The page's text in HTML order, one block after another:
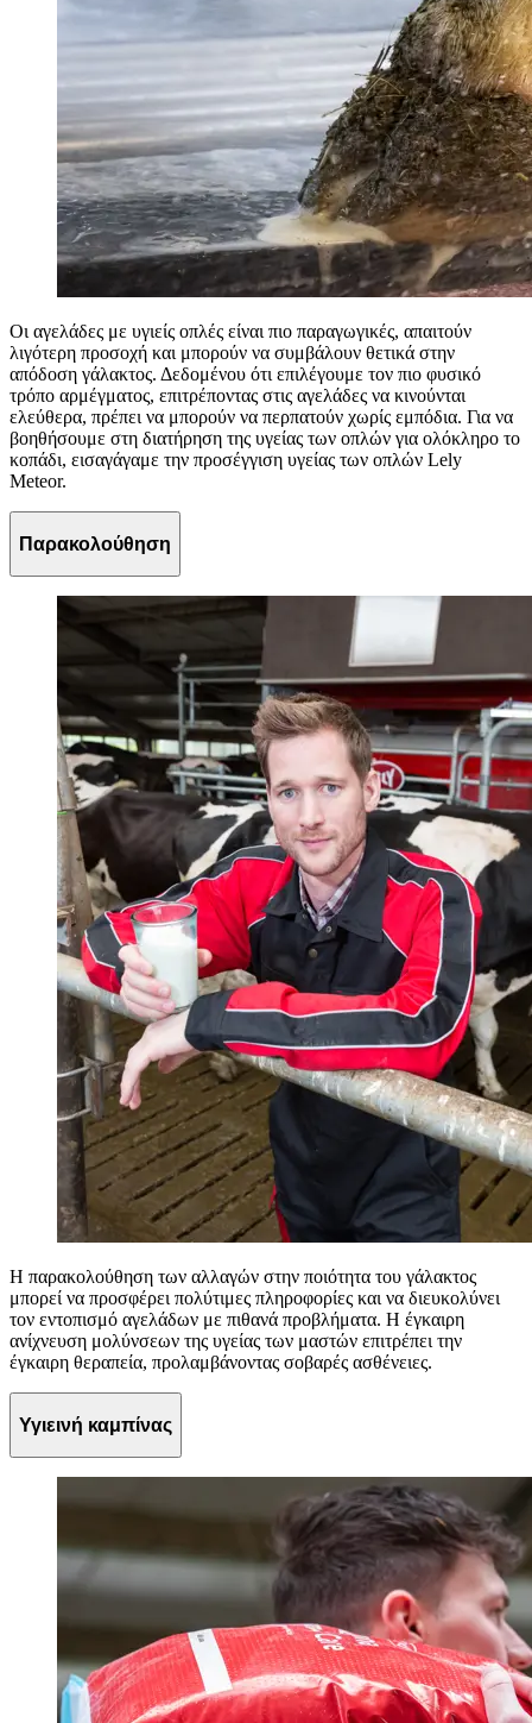
Οι αγελάδες με υγιείς οπλές είναι πιο παραγωγικές, απαιτούν
λιγότερη προσοχή και μπορούν να συμβάλουν θετικά στην
απόδοση γάλακτος. Δεδομένου ότι επιλέγουμε τον πιο φυσικό
τρόπο αρμέγματος, επιτρέποντας στις αγελάδες να κινούνται
ελεύθερα, πρέπει να μπορούν να περπατούν χωρίς εμπόδια. Για να
βοηθήσουμε στη διατήρηση της υγείας των οπλών για ολόκληρο το
κοπάδι, εισαγάγαμε την προσέγγιση υγείας των οπλών Lely
Meteor.
Παρακολούθηση
Η παρακολούθηση των αλλαγών στην ποιότητα του γάλακτος
μπορεί να προσφέρει πολύτιμες πληροφορίες και να διευκολύνει
τον εντοπισμό αγελάδων με πιθανά προβλήματα. Η έγκαιρη
ανίχνευση μολύνσεων της υγείας των μαστών επιτρέπει την
έγκαιρη θεραπεία, προλαμβάνοντας σοβαρές ασθένειες.
Υγιεινή καμπίνας